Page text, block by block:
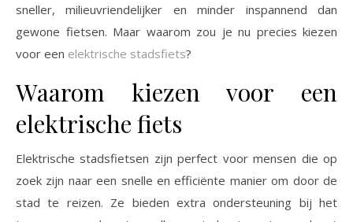
sneller, milieuvriendelijker en minder inspannend dan
gewone fietsen. Maar waarom zou je nu precies kiezen
voor een elektrische stadsfiets?
Waarom kiezen voor een
elektrische fiets
Elektrische stadsfietsen zijn perfect voor mensen die op
zoek zijn naar een snelle en efficiënte manier om door de
stad te reizen. Ze bieden extra ondersteuning bij het